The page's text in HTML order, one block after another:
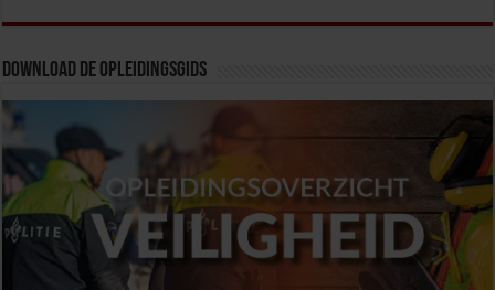
Download de opleidingsgids